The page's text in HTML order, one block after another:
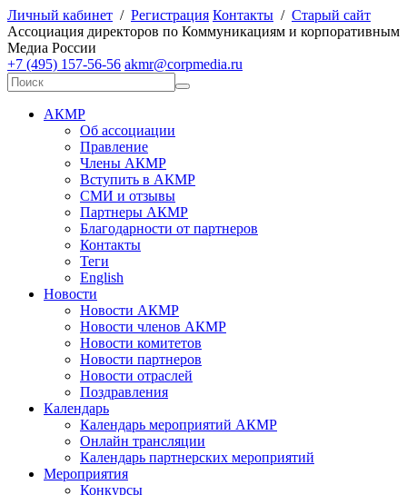
Личный кабинет / Регистрация Контакты / Старый сайт
Ассоциация директоров по Коммуникациям и корпоративным
Медиа России
+7 (495) 157-56-56 akmr@corpmedia.ru
АКМР
Об ассоциации
Правление
Члены АКМР
Вступить в АКМР
СМИ и отзывы
Партнеры АКМР
Благодарности от партнеров
Контакты
Теги
English
Новости
Новости АКМР
Новости членов АКМР
Новости комитетов
Новости партнеров
Новости отраслей
Поздравления
Календарь
Календарь мероприятий АКМР
Онлайн трансляции
Календарь партнерских мероприятий
Мероприятия
Конкурсы